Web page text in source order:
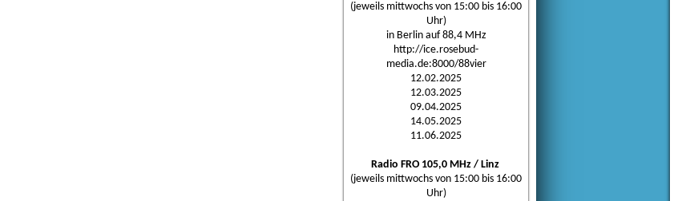
(jeweils mittwochs von 15:00 bis 16:00
Uhr)
in Berlin auf 88,4 MHz
http://ice.rosebud-
media.de:8000/88vier
12.02.2025
12.03.2025
09.04.2025
14.05.2025
11.06.2025
Radio FRO 105,0 MHz / Linz
(jeweils mittwochs von 15:00 bis 16:00
Uhr)